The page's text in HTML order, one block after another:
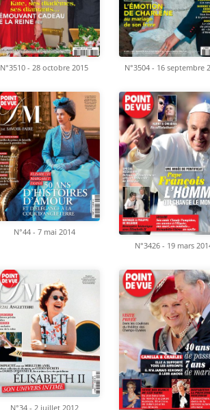
N°3510 - 28 octobre 2015 N°3504 - 16 septembre
N°44 - 7 mai 2014
N°3426 - 19 mars